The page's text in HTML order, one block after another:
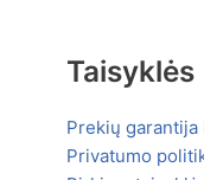
Taisyklės
Prekių
Privatumo